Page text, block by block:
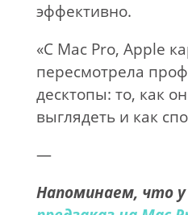
эффективно.
«С Mac Pro, Apple
пересмотрела
десктопы: то, как
выглядеть и как
—
Напоминаем, что у